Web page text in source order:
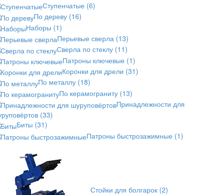
Ступенчатые (6)
По дереву (16)
Наборы (1)
Перьевые сверла (13)
Сверла по стеклу (11)
Патроны ключевые (1)
Коронки для дрели (31)
По металлу (18)
По керамограниту (13)
Принадлежности для
(33)
Биты (31)
Патроны быстрозажимные (1)
Стойки для болгарок (2)